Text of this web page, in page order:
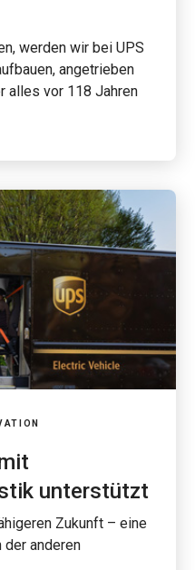
werden wir bei UPS
angetrieben
alles vor 118 Jahren
unterstützt
Zukunft – eine
der anderen